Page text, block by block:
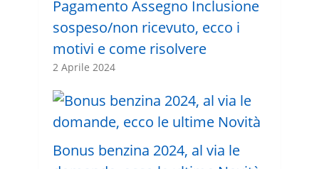
Pagamento Assegno Inclusione
sospeso/non ricevuto, ecco i
motivi e come risolvere
2 Aprile 2024
Bonus benzina 2024, al via le